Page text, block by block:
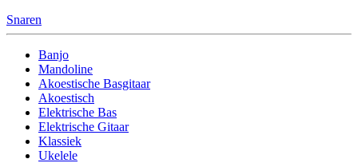
Snaren
Banjo
Mandoline
Akoestische Basgitaar
Akoestisch
Elektrische Bas
Elektrische Gitaar
Klassiek
Ukelele